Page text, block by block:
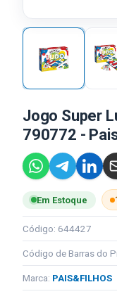
Jogo Super
790772 -
Em Estoque
Código: 644427
Código de Barras do
Marca: PAIS&FILHOS